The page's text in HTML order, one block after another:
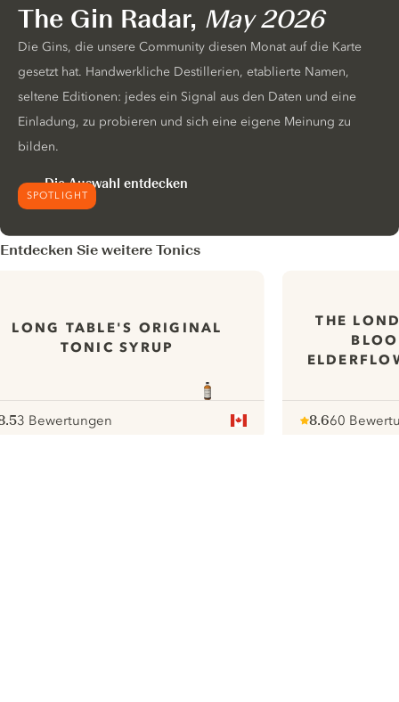
SPOTLIGHT
The Gin Radar, May 2026
Die Gins, die unsere Community diesen Monat auf die Karte
gesetzt hat. Handwerkliche Destillerien, etablierte Namen,
seltene Editionen: jedes ein Signal aus den Daten und eine
Einladung, zu probieren und sich eine eigene Meinung zu
bilden.
Die Auswahl entdecken
Entdecken Sie weitere Tonics
LONG TABLE'S ORIGINAL
TONIC SYRUP
3 Bewertungen
THE
8.660